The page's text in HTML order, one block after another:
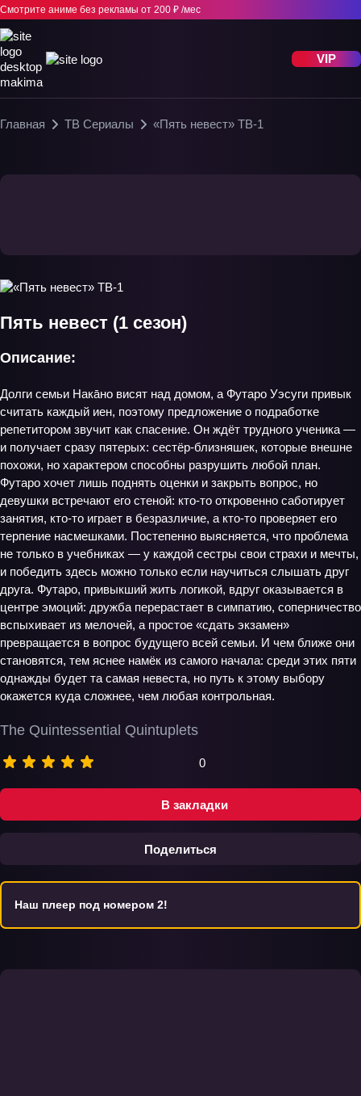
Смотрите аниме без рекламы от 200 ₽ /мес
VIP
Главная ТВ Сериалы «Пять невест» ТВ-1
В закладки
Поделиться
Пять невест (1 сезон)
The Quintessential Quintuplets
0
Описание:
Долги семьи Нака̄но висят над домом, а Футаро Уэсуги привык
считать каждый иен, поэтому предложение о подработке
репетитором звучит как спасение. Он ждёт трудного ученика —
и получает сразу пятерых: сестёр-близняшек, которые внешне
похожи, но характером способны разрушить любой план.
Футаро хочет лишь поднять оценки и закрыть вопрос, но
девушки встречают его стеной: кто-то откровенно саботирует
занятия, кто-то играет в безразличие, а кто-то проверяет его
терпение насмешками. Постепенно выясняется, что проблема
не только в учебниках — у каждой сестры свои страхи и мечты,
и победить здесь можно только если научиться слышать друг
друга. Футаро, привыкший жить логикой, вдруг оказывается в
центре эмоций: дружба перерастает в симпатию, соперничество
вспыхивает из мелочей, а простое «сдать экзамен»
превращается в вопрос будущего всей семьи. И чем ближе они
становятся, тем яснее намёк из самого начала: среди этих пяти
однажды будет та самая невеста, но путь к этому выбору
окажется куда сложнее, чем любая контрольная.
Наш плеер под номером 2!